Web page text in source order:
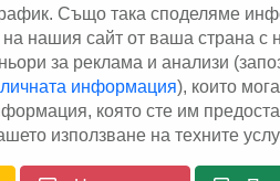
Също така споделяме
на нашия сайт от ваша страна с
за реклама и анализи
информация), които
която сте им
използване на техните